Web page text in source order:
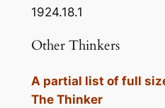
1924.18.1
Other Thinkers
A partial list of full
The Thinker